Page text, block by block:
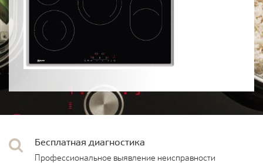
Бесплатная диагностика
Профессиональное выявление неисправности